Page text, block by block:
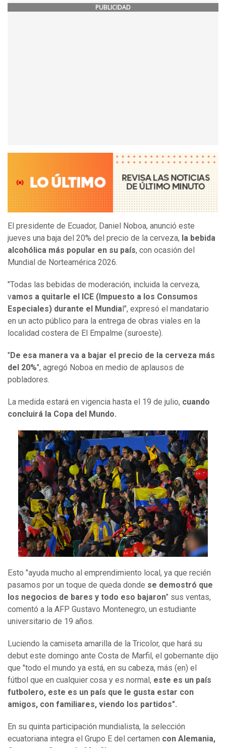
PUBLICIDAD
El presidente de Ecuador, Daniel Noboa, anunció este
jueves una baja del 20% del precio de la cerveza, la bebida
alcohólica más popular en su país, con ocasión del
Mundial de Norteamérica 2026.
"Todas las bebidas de moderación, incluida la cerveza,
vamos a quitarle el ICE (Impuesto a los Consumos
Especiales) durante el Mundia l", expresó el mandatario
en un acto público para la entrega de obras viales en la
localidad costera de El Empalme (suroeste).
" De esa manera va a bajar el precio de la cerveza más
del 20%", agregó Noboa en medio de aplausos de
pobladores.
La medida estará en vigencia hasta el 19 de julio, cuando
concluirá la Copa del Mundo.
Esto "ayuda mucho al emprendimiento local, ya que recién
pasamos por un toque de queda donde se demostró que
los negocios de bares y todo eso bajaron" sus ventas,
comentó a la AFP Gustavo Montenegro, un estudiante
universitario de 19 años.
Luciendo la camiseta amarilla de la Tricolor, que hará su
debut este domingo ante Costa de Marfil, el gobernante dijo
que "todo el mundo ya está, en su cabeza, más (en) el
fútbol que en cualquier cosa y es normal, este es un país
futbolero, este es un país que le gusta estar con
amigos, con familiares, viendo los partidos".
En su quinta participación mundialista, la selección
ecuatoriana integra el Grupo E del certamen con Alemania,